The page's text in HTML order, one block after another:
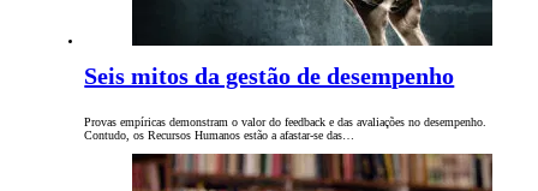
Seis mitos da gestão de desempenho
Provas empíricas demonstram o valor do feedback e das avaliações no desempenho.
Contudo, os Recursos Humanos estão a afastar-se das…